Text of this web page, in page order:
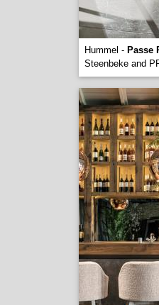
Hummel - Passe
Steenbeke and